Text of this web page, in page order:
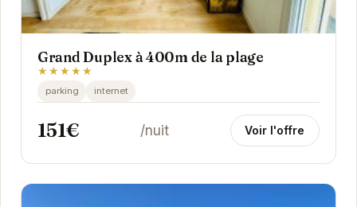
Grand Duplex à 400m de la plage
★★★★★
parking internet
151€ /nuit Voir l'offre